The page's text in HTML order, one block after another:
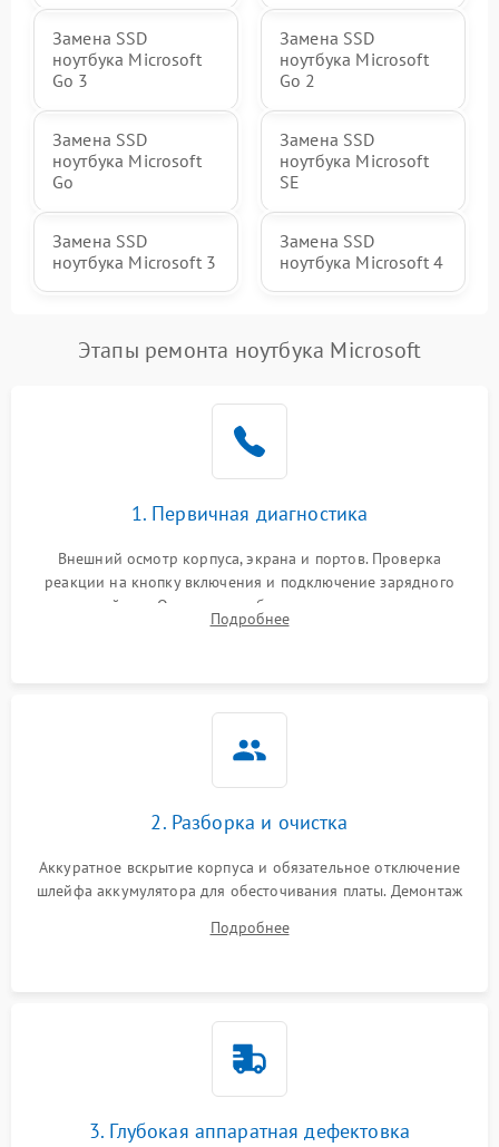
Замена SSD
ноутбука Microsoft
Go 3
Замена SSD
ноутбука Microsoft
Go 2
Замена SSD
ноутбука Microsoft
Go
Замена SSD
ноутбука Microsoft
SE
Замена SSD
ноутбука Microsoft 3
Замена SSD
ноутбука Microsoft 4
Этапы ремонта ноутбука Microsoft
1. Первичная диагностика
Внешний осмотр корпуса, экрана и портов. Проверка
реакции на кнопку включения и подключение зарядного
устройства. Оценка потребления тока с помощью
лабораторного блока питания для локализации проблемы.
Подробнее
2. Разборка и очистка
Аккуратное вскрытие корпуса и обязательное отключение
шлейфа аккумулятора для обесточивания платы. Демонтаж
высохшей термопасты с кристаллов чипов.
Подробнее
3. Глубокая аппаратная дефектовка